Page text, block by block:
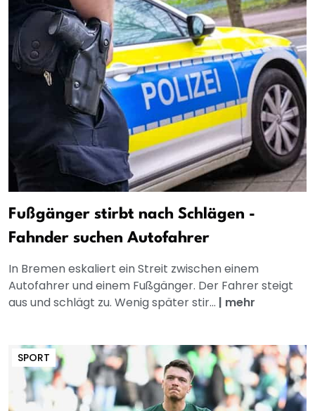
Fußgänger stirbt nach Schlägen -
Fahnder suchen Autofahrer
In Bremen eskaliert ein Streit zwischen einem
Autofahrer und einem Fußgänger. Der Fahrer steigt
aus und schlägt zu. Wenig später stir... | mehr
SPORT